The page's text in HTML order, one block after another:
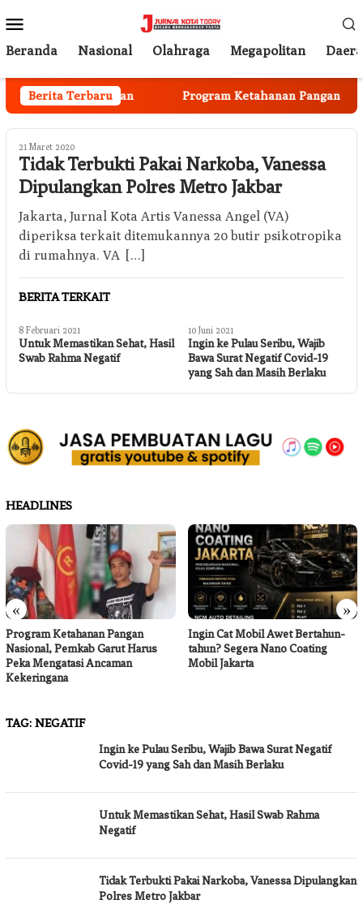
ke
kontenMobile
Beranda Nasional Olahraga Megapolitan
Berita Terbaru
Mulai Berjalan Program Ketahanan Pangan
21 Maret 2020
Tidak Terbukti Pakai Narkoba, Vanessa
Dipulangkan Polres Metro Jakbar
Jakarta, Jurnal Kota Artis Vanessa Angel (VA)
diperiksa terkait ditemukannya 20 butir psikotropika
di rumahnya. VA […]
BERITA TERKAIT
8 Februari 2021
Untuk Memastikan Sehat, Hasil
Swab Rahma Negatif
10 Juni 2021
Ingin ke Pulau Seribu, Wajib
Bawa Surat Negatif Covid-19
yang Sah dan Masih Berlaku
HEADLINES
« »
Program Ketahanan Pangan
Nasional, Pemkab Garut Harus
Peka Mengatasi Ancaman
Kekeringana
Ingin Cat Mobil Awet Bertahun-
tahun? Segera Nano Coating
Mobil Jakarta
TAG: NEGATIF
Ingin ke Pulau Seribu, Wajib Bawa Surat Negatif
Covid-19 yang Sah dan Masih Berlaku
Untuk Memastikan Sehat, Hasil Swab Rahma
Negatif
Tidak Terbukti Pakai Narkoba, Vanessa Dipulangkan
Polres Metro Jakbar